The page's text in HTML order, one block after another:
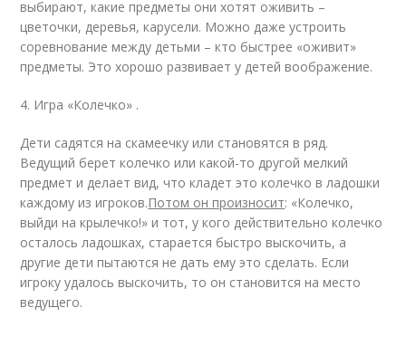
выбирают, какие предметы они хотят оживить –
цветочки, деревья, карусели. Можно даже устроить
соревнование между детьми – кто быстрее «оживит»
предметы. Это хорошо развивает у детей воображение.
4. Игра «Колечко» .
Дети садятся на скамеечку или становятся в ряд.
Ведущий берет колечко или какой-то другой мелкий
предмет и делает вид, что кладет это колечко в ладошки
каждому из игроков.Потом он произносит: «Колечко,
выйди на крылечко!» и тот, у кого действительно колечко
осталось ладошках, старается быстро выскочить, а
другие дети пытаются не дать ему это сделать. Если
игроку удалось выскочить, то он становится на место
ведущего.